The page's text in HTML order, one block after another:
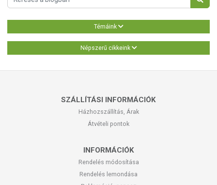
Témáink
Népszerű cikkeink
SZÁLLÍTÁSI INFORMÁCIÓK
Házhozszállítás, Árak
Átvételi pontok
INFORMÁCIÓK
Rendelés módosítása
Rendelés lemondása